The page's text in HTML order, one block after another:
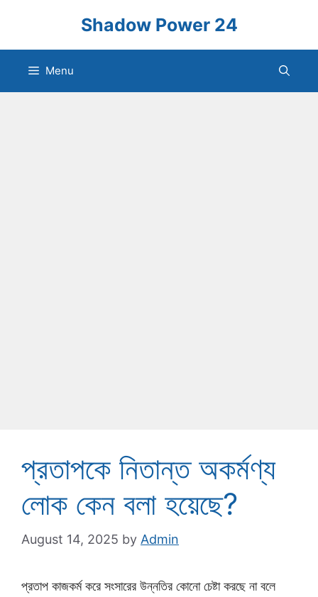
content
Shadow Power 24
Menu
প্রতাপকে নিতান্ত অকর্মণ্য
লোক কেন বলা হয়েছে?
August 14, 2025 by Admin
প্রতাপ কাজকর্ম করে সংসারের উন্নতির কোনো চেষ্টা করছে না বলে